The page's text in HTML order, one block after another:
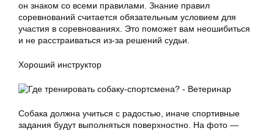
он знаком со всеми правилами. Знание правил
соревнований считается обязательным условием для
участия в соревнованиях. Это поможет вам неошибиться
и не расстраиваться из-за решений судьи.
Хороший инструктор
Собака должна учиться с радостью, иначе спортивные
задания будут выполняться поверхностно. На фото —